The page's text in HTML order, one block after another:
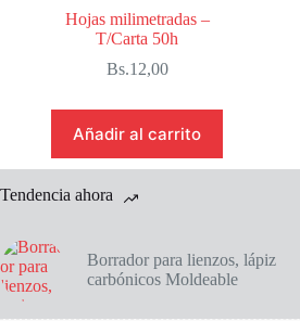
Hojas milimetradas –
T/Carta 50h
Bs.12,00
Añadir al carrito
Tendencia ahora
Borrador para lienzos, lápiz
carbónicos Moldeable